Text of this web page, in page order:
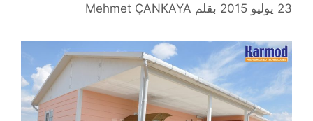
23 يوليو 2015 بقلم Mehmet ÇANKAYA